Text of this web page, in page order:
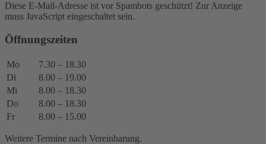
Diese E-Mail-Adresse ist vor Spambots geschützt! Zur Anzeige
muss JavaScript eingeschaltet sein.
Öffnungszeiten
Mo
7.30 – 18.30
Di
8.00 – 19.00
Mi
8.00 – 18.30
Do
8.00 – 18.30
Fr
8.00 – 15.00
Weitere Termine nach Vereinbarung.